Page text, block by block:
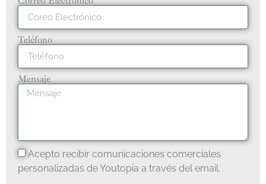
Teléfono
Mensaje
Acepto recibir comunicaciones comerciales
personalizadas de Youtopia a través del email.